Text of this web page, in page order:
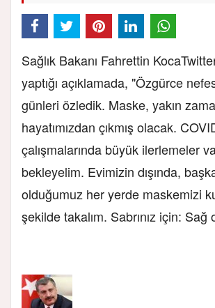
Sağlık Bakanı Fahrettin
yaptığı açıklamada, "Özgürce
günleri özledik. Maske, yakın
hayatımızdan çıkmış olacak.
çalışmalarında büyük ilerlemeler
bekleyelim. Evimizin dışında,
olduğumuz her yerde maskemizi
şekilde takalım. Sabrınız için: Sağ